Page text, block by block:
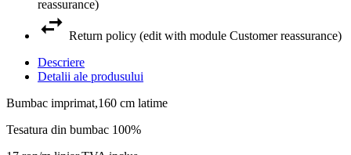
reassurance)
Return policy (edit with module Customer reassurance)
Descriere
Detalii ale produsului
Bumbac imprimat,160 cm latime
Tesatura din bumbac 100%